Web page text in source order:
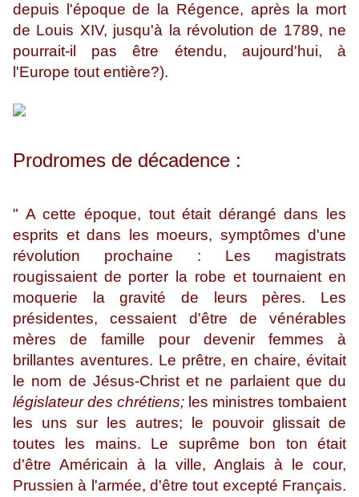
depuis l'époque de la Régence, après la mort
de Louis XIV, jusqu'à la révolution de 1789, ne
pourrait-il pas être étendu, aujourd'hui, à
l'Europe tout entière?).
Prodromes de décadence :
" A cette époque, tout était dérangé dans les
esprits et dans les moeurs, symptômes d'une
révolution prochaine : Les magistrats
rougissaient de porter la robe et tournaient en
moquerie la gravité de leurs pères. Les
présidentes, cessaient d'être de vénérables
mères de famille pour devenir femmes à
brillantes aventures. Le prêtre, en chaire, évitait
le nom de Jésus-Christ et ne parlaient que du
législateur des chrétiens; les ministres tombaient
les uns sur les autres; le pouvoir glissait de
toutes les mains. Le suprême bon ton était
d'être Américain à la ville, Anglais à le cour,
Prussien à l'armée, d'être tout excepté Français.